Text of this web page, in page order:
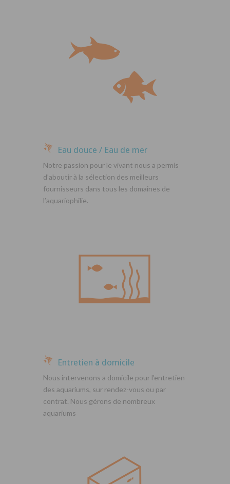
Eau douce / Eau de mer
Notre passion pour le vivant nous a permis
d’aboutir à la sélection des meilleurs
fournisseurs dans tous les domaines de
l’aquariophilie.
Entretien à domicile
Nous intervenons a domicile pour l’entretien
des aquariums, sur rendez-vous ou par
contrat. Nous gérons de nombreux
aquariums